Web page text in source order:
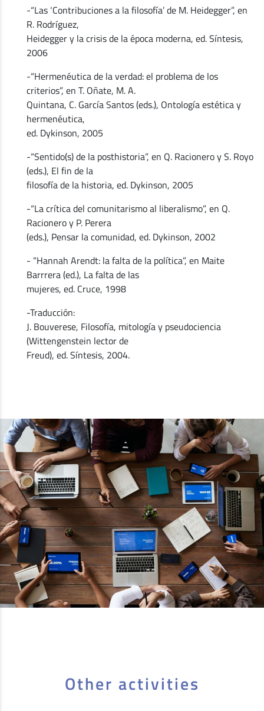
-“Las ‘Contribuciones a la filosofía’ de M. Heidegger”, en
R. Rodríguez,
Heidegger y la crisis de la época moderna, ed. Síntesis,
2006
-“Hermenéutica de la verdad: el problema de los
criterios”, en T. Oñate, M. A.
Quintana, C. García Santos (eds.), Ontología estética y
hermenéutica,
ed. Dykinson, 2005
-“Sentido(s) de la posthistoria”, en Q. Racionero y S. Royo
(eds.), El fin de la
filosofía de la historia, ed. Dykinson, 2005
-“La crítica del comunitarismo al liberalismo”, en Q.
Racionero y P. Perera
(eds.), Pensar la comunidad, ed. Dykinson, 2002
- “Hannah Arendt: la falta de la política”, en Maite
Barrrera (ed.), La falta de las
mujeres, ed. Cruce, 1998
-Traducción:
J. Bouverese, Filosofía, mitología y pseudociencia
(Wittengenstein lector de
Freud), ed. Síntesis, 2004.
Other activities